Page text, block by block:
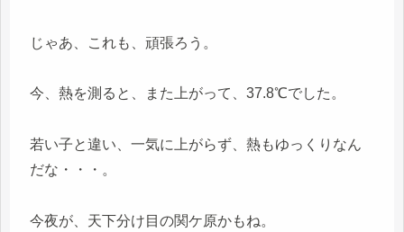
じゃあ、これも、頑張ろう。
今、熱を測ると、また上がって、37.8℃でした。
若い子と違い、一気に上がらず、熱もゆっくりなん
だな・・・。
今夜が、天下分け目の関ケ原かもね。